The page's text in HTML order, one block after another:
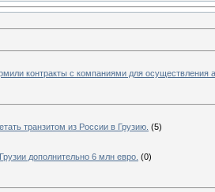
контракты с компаниями для осуществления
транзитом из России в Грузию. (5)
дополнительно 6 млн евро. (0)